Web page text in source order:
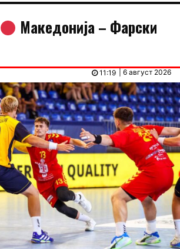
Македонија – Фарски
| 6 август 2026
11:19